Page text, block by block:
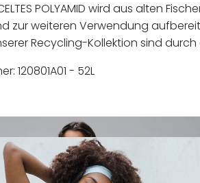
POLYAMID wird aus alten
zur weiteren Verwendung
Recycling-Kollektion sind
120801A01 - 52L
EU